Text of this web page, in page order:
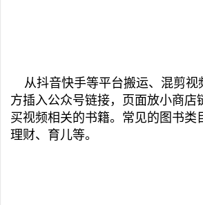
从抖音快手等平台搬运、混剪视
方插入公众号链接，页面放小商店
买视频相关的书籍。常见的图书类
理财、育儿等。